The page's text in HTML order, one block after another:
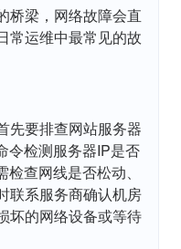
桥梁，网络故障会直
常运维中最常见的故
先要排查网站服务器
令检测服务器IP是否
查网线是否松动、
联系服务商确认机房
坏的网络设备或等待